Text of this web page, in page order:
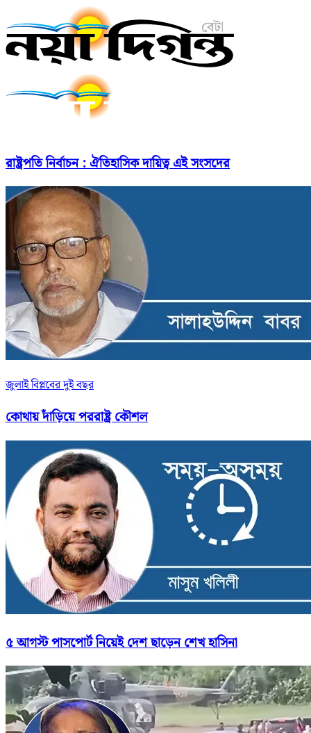
রাষ্ট্রপতি নির্বাচন : ঐতিহাসিক দায়িত্ব এই সংসদের
জুলাই বিপ্লবের দুই বছর
কোথায় দাঁড়িয়ে পররাষ্ট্র কৌশল
৫ আগস্ট পাসপোর্ট নিয়েই দেশ ছাড়েন শেখ হাসিনা